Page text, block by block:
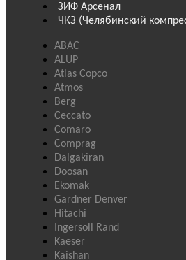
ЗИФ Арсенал
ЧКЗ (Челябинский
ABAC
ALUP
Atlas Copco
Atmos
Berg
Ceccato
Comaro
Comprag
Dalgakiran
Doosan
Ekomak
Gardner Denver
Hitachi
Ingersoll Rand
Kaeser
Kaishan